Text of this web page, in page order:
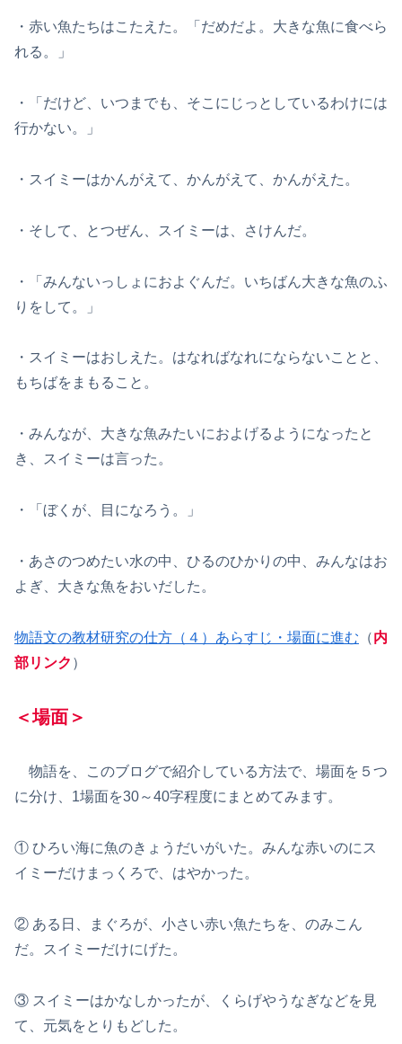
・赤い魚たちはこたえた。「だめだよ。大きな魚に食べら
れる。」
・「だけど、いつまでも、そこにじっとしているわけには
行かない。」
・スイミーはかんがえて、かんがえて、かんがえた。
・そして、とつぜん、スイミーは、さけんだ。
・「みんないっしょにおよぐんだ。いちばん大きな魚のふ
りをして。」
・スイミーはおしえた。はなればなれにならないことと、
もちばをまもること。
・みんなが、大きな魚みたいにおよげるようになったと
き、スイミーは言った。
・「ぼくが、目になろう。」
・あさのつめたい水の中、ひるのひかりの中、みんなはお
よぎ、大きな魚をおいだした。
物語文の教材研究の仕方（４）あらすじ・場面に進む （内
部リンク ）
＜場面＞
物語を、このブログで紹介している方法で、場面を５つ
に分け、1場面を30～40字程度にまとめてみます。
① ひろい海に魚のきょうだいがいた。みんな赤いのにス
イミーだけまっくろで、はやかった。
② ある日、まぐろが、小さい赤い魚たちを、のみこん
だ。スイミーだけにげた。
③ スイミーはかなしかったが、くらげやうなぎなどを見
て、元気をとりもどした。